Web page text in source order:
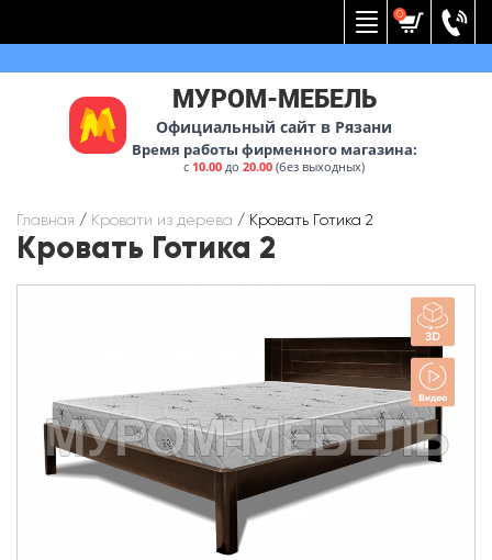
0
МУРОМ-МЕБЕЛЬ
Официальный сайт в Рязани
Время работы фирменного магазина:
с 10.00 до20.00 (без выходных)
Главная / Кровати из дерева / Кровать Готика 2
Кровать Готика 2